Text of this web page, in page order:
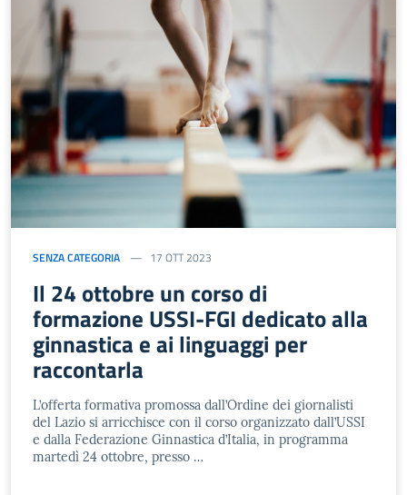
SENZA CATEGORIA 17 OTT 2023
Il 24 ottobre un corso di
formazione USSI-FGI dedicato alla
ginnastica e ai linguaggi per
raccontarla
L’offerta formativa promossa dall’Ordine dei giornalisti
del Lazio si arricchisce con il corso organizzato dall’USSI
e dalla Federazione Ginnastica d’Italia, in programma
martedì 24 ottobre, presso …